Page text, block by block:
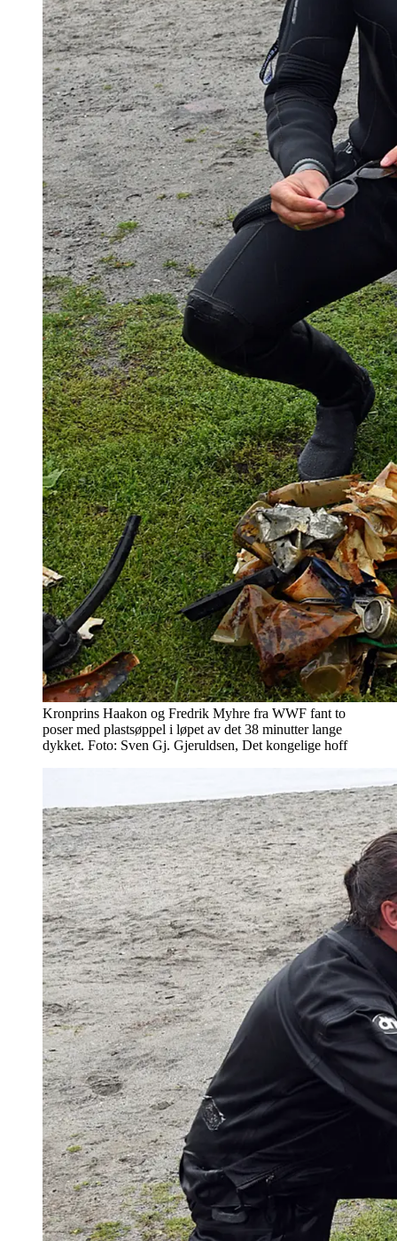
Kronprins Haakon og Fredrik Myhre fra WWF fant to
poser med plastsøppel i løpet av det 38 minutter lange
dykket. Foto: Sven Gj. Gjeruldsen, Det kongelige hoff